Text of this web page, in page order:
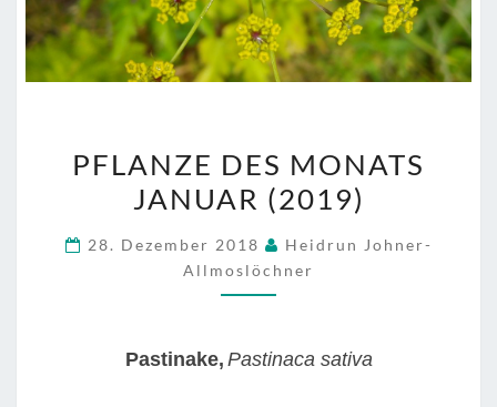
DES
MONATS
(2019)
PFLANZE DES MONATS
JANUAR (2019)
28. Dezember 2018
Heidrun Johner-
Allmoslöchner
Pastinake, Pastinaca sativa